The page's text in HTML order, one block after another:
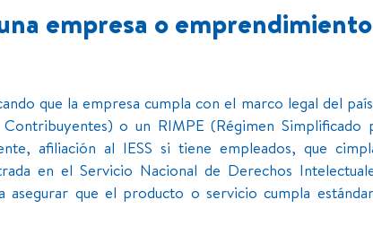
empresa o
que la empresa cumpla con el marco legal del
o un RIMPE (Régimen Simplificado
afiliación al IESS si tiene empleados, que
en el Servicio Nacional de Derechos
asegurar que el producto o servicio cumpla